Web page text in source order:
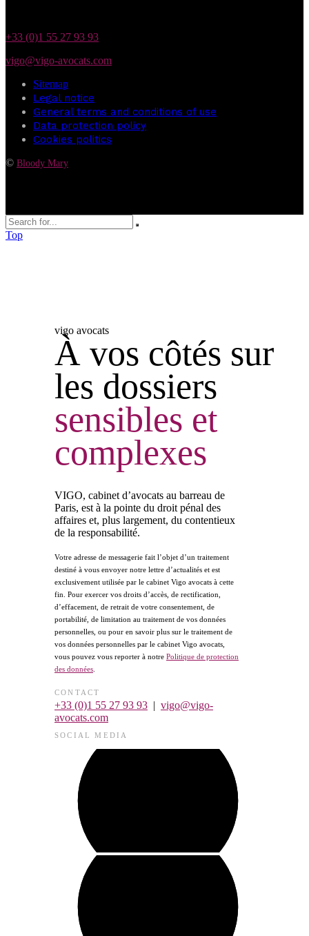
+33 (0)1 55 27 93 93
vigo@vigo-avocats.com
Sitemap
Legal notice
General terms and conditions of use
Data protection policy
Cookies politics
© Bloody Mary
Top
vigo avocats
À vos côtés sur
les dossiers
sensibles et
complexes
VIGO, cabinet d’avocats au barreau de
Paris, est à la pointe du droit pénal des
affaires et, plus largement, du contentieux
de la responsabilité.
Votre adresse de messagerie fait l’objet d’un traitement
destiné à vous envoyer notre lettre d’actualités et est
exclusivement utilisée par le cabinet Vigo avocats à cette
fin. Pour exercer vos droits d’accès, de rectification,
d’effacement, de retrait de votre consentement, de
portabilité, de limitation au traitement de vos données
personnelles, ou pour en savoir plus sur le traitement de
vos données personnelles par le cabinet Vigo avocats,
vous pouvez vous reporter à notre Politique de protection
des données
CONTACT
+33 (0)1 55 27 93 93 | vigo@vigo-
avocats.com
SOCIAL MEDIA